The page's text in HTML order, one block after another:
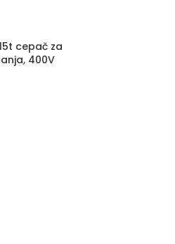
cepač za
400V